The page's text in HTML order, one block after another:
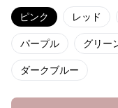
ピンク レッド
パープル グリー
ダークブルー